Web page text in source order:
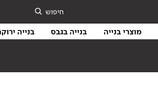
חיפוש
מוצרי בנייה בנייה בגבס בנייה